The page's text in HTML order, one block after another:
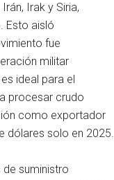
Irak y Siria,
Esto aisló
fue
militar
ideal para el
procesar crudo
como exportador
dólares solo en 2025.
suministro